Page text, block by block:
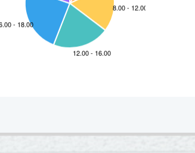
vojna med severom in jugom - secesija torej